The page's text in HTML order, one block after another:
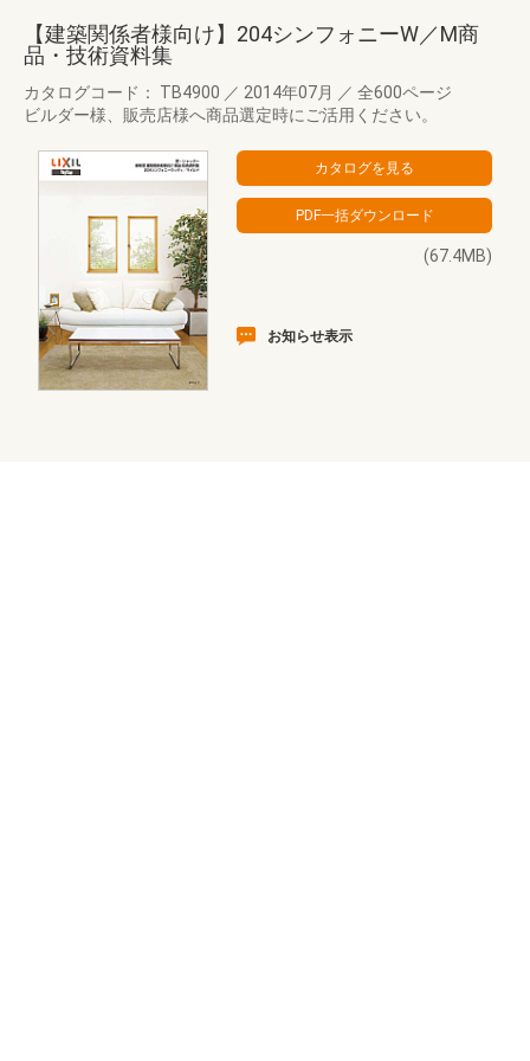
【建築関係者様向け】204シンフォニーW／M商
品・技術資料集
カタログコード： TB4900 ／ 2014年07月 ／ 全600ページ
ビルダー様、販売店様へ商品選定時にご活用ください。
(67.4MB)
お知らせ表示